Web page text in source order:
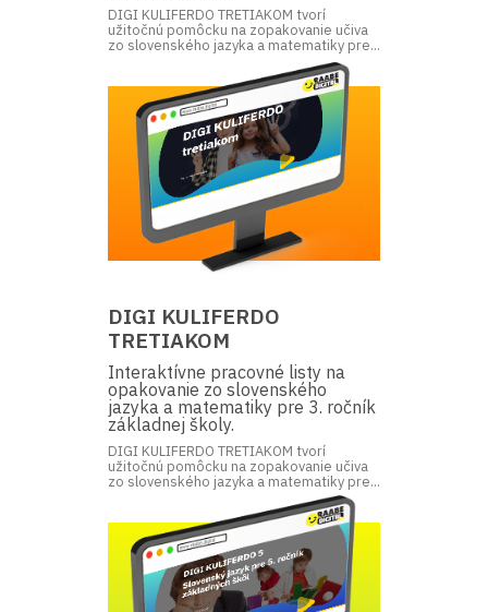
DIGI KULIFERDO TRETIAKOM tvorí
užitočnú pomôcku na zopakovanie učiva
zo slovenského jazyka a matematiky pre...
DIGI KULIFERDO
TRETIAKOM
Interaktívne pracovné listy na
opakovanie zo slovenského
jazyka a matematiky pre 3. ročník
základnej školy.
DIGI KULIFERDO TRETIAKOM tvorí
užitočnú pomôcku na zopakovanie učiva
zo slovenského jazyka a matematiky pre...